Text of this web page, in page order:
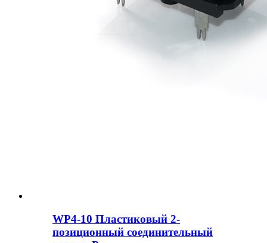
WP4-10 Пластиковый 2-
позиционный соединительный